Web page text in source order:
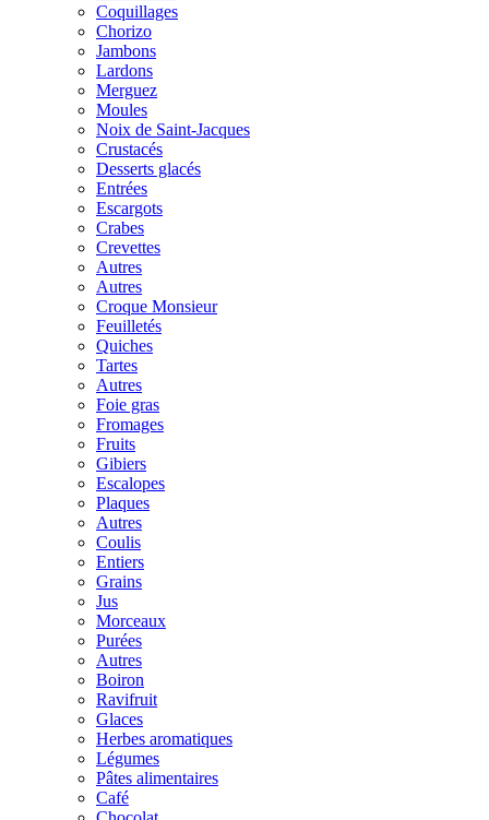
Coquillages
Chorizo
Jambons
Lardons
Merguez
Moules
Noix de Saint-Jacques
Crustacés
Desserts glacés
Entrées
Escargots
Crabes
Crevettes
Autres
Autres
Croque Monsieur
Feuilletés
Quiches
Tartes
Autres
Foie gras
Fromages
Fruits
Gibiers
Escalopes
Plaques
Autres
Coulis
Entiers
Grains
Jus
Morceaux
Purées
Autres
Boiron
Ravifruit
Glaces
Herbes aromatiques
Légumes
Pâtes alimentaires
Café